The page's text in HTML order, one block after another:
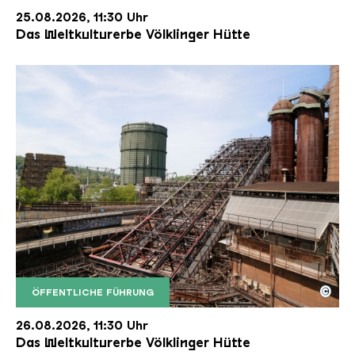
25.08.2026, 11:30 Uhr
Das Weltkulturerbe Völklinger Hütte
ÖFFENTLICHE FÜHRUNG
Der Erzschrägaufzug der Völklinger Hütte mit
Copyright: Weltkulturerbe Völklinger Hütte | Karl
©
26.08.2026, 11:30 Uhr
Das Weltkulturerbe Völklinger Hütte